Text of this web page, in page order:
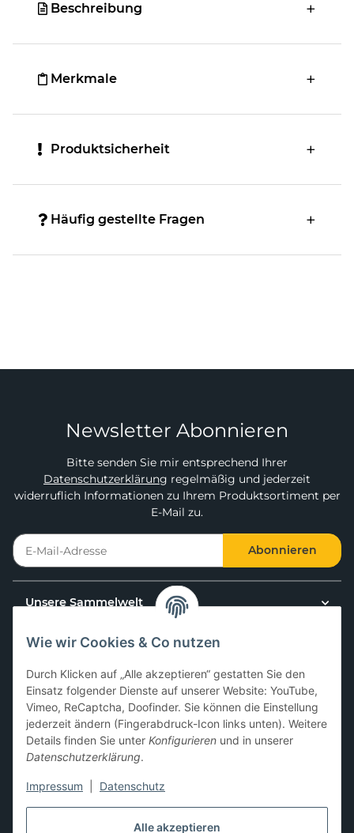
Alle akzeptieren
Wie wir Cookies & Co nutzen
Durch Klicken auf „Alle akzeptieren“ gestatten Sie den
Einsatz folgender Dienste auf unserer Website: YouTube,
Vimeo, ReCaptcha, Doofinder. Sie können die Einstellung
jederzeit ändern (Fingerabdruck-Icon links unten). Weitere
Details finden Sie unter Konfigurieren und in unserer
Datenschutzerklärung.
Impressum Datenschutz
Beschreibung
Merkmale
Produktsicherheit
Häufig gestellte Fragen
Newsletter Abonnieren
Bitte senden Sie mir entsprechend Ihrer
Datenschutzerklärung regelmäßig und jederzeit
widerruflich Informationen zu Ihrem Produktsortiment per
E-Mail zu.
Abonnieren
Unsere Sammelwelt
Kundenservice
News & Aktionen
Gesetzliche Informationen
Hier kannst du uns folgen: